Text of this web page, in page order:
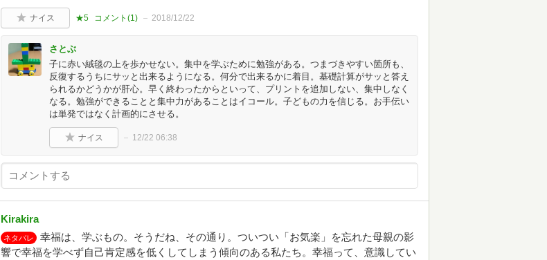
ナイス ★5 コメント(1) 2018/12/22
さとぶ
子に赤い絨毯の上を歩かせない。集中を学ぶために勉強がある。つまづきやすい箇所も、
反復するうちにサッと出来るようになる。何分で出来るかに着目。基礎計算がサッと答え
られるかどうかが肝心。早く終わったからといって、プリントを追加しない、集中しなく
なる。勉強ができることと集中力があることはイコール。子どもの力を信じる。お手伝い
は単発ではなく計画的にさせる。
ナイス 12/22 06:38
Kirakira
ネタバレ
幸福は、学ぶもの。そうだね、その通り。ついつい「お気楽」を忘れた母親の影
響で幸福を学べず自己肯定感を低くしてしまう傾向のある私たち。幸福って、意識してい